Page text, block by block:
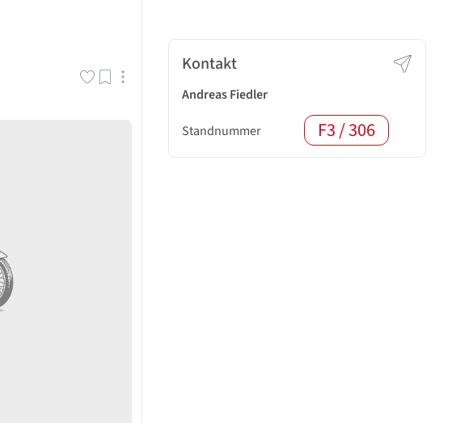
Kontakt
Andreas Fiedler
Standnummer F3 / 306